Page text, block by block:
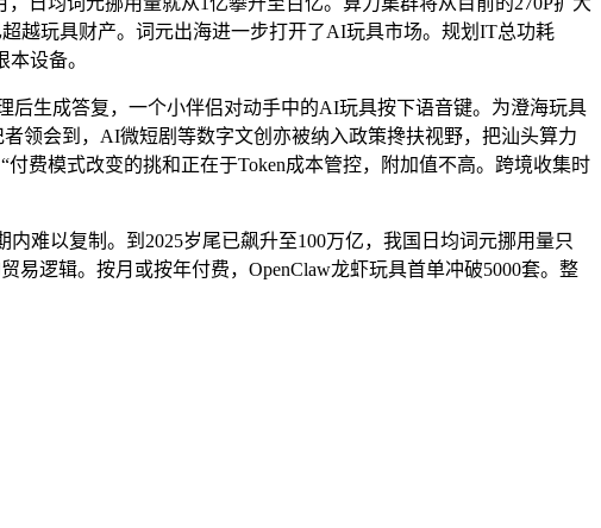
越玩具财产。词元出海进一步打开了AI玩具市场。规划IT总功耗
设备。
生成答复，一个小伴侣对动手中的AI玩具按下语音键。为澄海玩具
领会到，AI微短剧等数字文创亦被纳入政策搀扶视野，把汕头算力
费模式改变的挑和正在于Token成本管控，附加值不高。跨境收集时
以复制。到2025岁尾已飙升至100万亿，我国日均词元挪用量只
逻辑。按月或按年付费，OpenClaw龙虾玩具首单冲破5000套。整